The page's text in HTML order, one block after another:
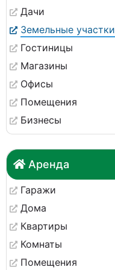
Дачи
Земельные участки
Гостиницы
Магазины
Офисы
Помещения
Бизнесы
Аренда
Гаражи
Дома
Квартиры
Комнаты
Помещения